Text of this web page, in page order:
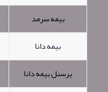
بیمه سرمد
بیمه دانا
پرسنل بیمه دانا